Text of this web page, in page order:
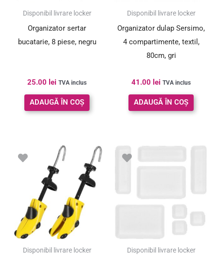
Disponibil livrare locker
Organizator sertar
bucatarie, 8 piese, negru
25.00 lei TVA inclus
ADAUGĂ ÎN COȘ
Disponibil livrare locker
Organizator dulap Sersimo,
4 compartimente, textil,
80cm, gri
41.00 lei TVA inclus
ADAUGĂ ÎN COȘ
SUPER PREȚ!
Disponibil livrare locker
Prețul
inițial
fost:
59.00 lei.
curent
este:
39.00 lei.
Disponibil livrare locker